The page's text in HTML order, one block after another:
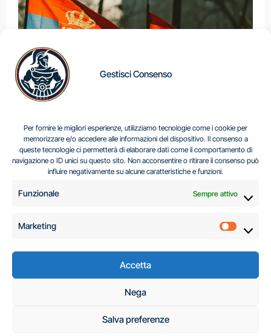
Gestisci Consenso
Per fornire le migliori esperienze, utilizziamo tecnologie come i cookie per
memorizzare e/o accedere alle informazioni del dispositivo. Il consenso a
queste tecnologie ci permetterà di elaborare dati come il comportamento di
navigazione o ID unici su questo sito. Non acconsentire o ritirare il consenso può
influire negativamente su alcune caratteristiche e funzioni.
Funzionale Sempre attivo
Marketing
Accetta
Nega
Salva preferenze
Centro Analisi e Studi Italus © Tutti i diritti riservati
C.A.S.I. – Centro
Analisi e Studi Italus